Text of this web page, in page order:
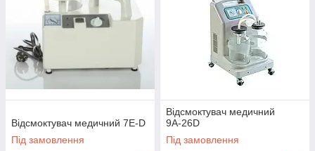
Відсмоктувач медичний 7Е-D
Під замовлення
Відсмоктувач медичний
9А-26D
Під замовлення